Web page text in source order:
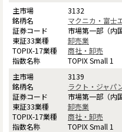
3132
マクニカ・富士
市場第一部（内
卸売業
商社・卸売
TOPIX Small 1
3139
ラクト・ジャパ
市場第一部（内
卸売業
商社・卸売
TOPIX Small 1